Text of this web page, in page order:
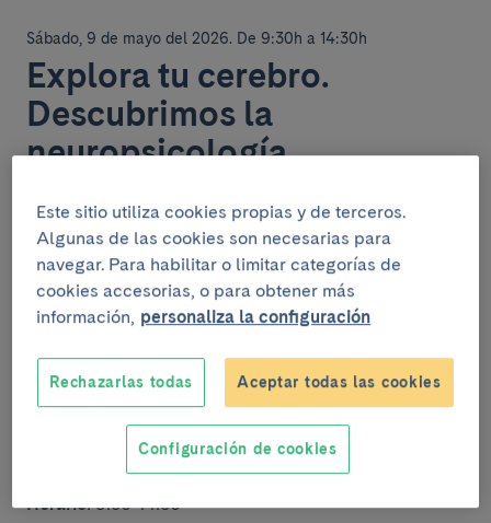
Sábado, 9 de mayo del 2026. De 9:30h a 14:30h
Explora tu cerebro.
Descubrimos la
neuropsicología
¡Adéntrate en el cerebro! Manipula un modelo 3D,
realiza pruebas cognitivas y descubre cómo la
neuroimagen ayuda a estudiar enfermedades.
Actividad interactiva para aprender, jugar y
sorprenderte con la ciencia del cerebro.
Público: Para toda la familia
Tipo de actividad: Carpas (en la calzada)
Horario: 9:30-14:30
Este sitio utiliza cookies propias y de terceros.
Algunas de las cookies son necesarias para
navegar. Para habilitar o limitar categorías de
cookies accesorias, o para obtener más
información, personaliza la configuración
Rechazarlas todas Aceptar todas las cookies
Configuración de cookies